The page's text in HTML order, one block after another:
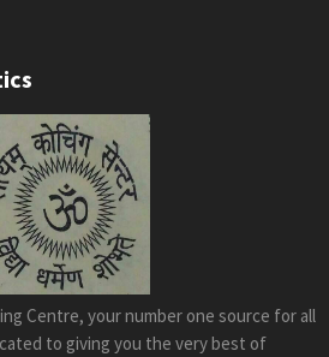
Centre, your number one source for all
to giving you the very best of